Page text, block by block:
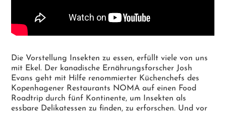
Die Vorstellung Insekten zu essen, erfüllt viele von uns
mit Ekel. Der kanadische Ernährungsforscher Josh
Evans geht mit Hilfe renommierter Küchenchefs des
Kopenhagener Restaurants NOMA auf einen Food
Roadtrip durch fünf Kontinente, um Insekten als
essbare Delikatessen zu finden, zu erforschen. Und vor